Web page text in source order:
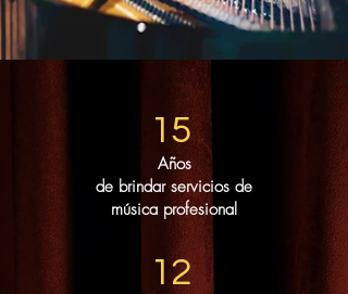
15
Años
de brindar servicios de
música profesional
12